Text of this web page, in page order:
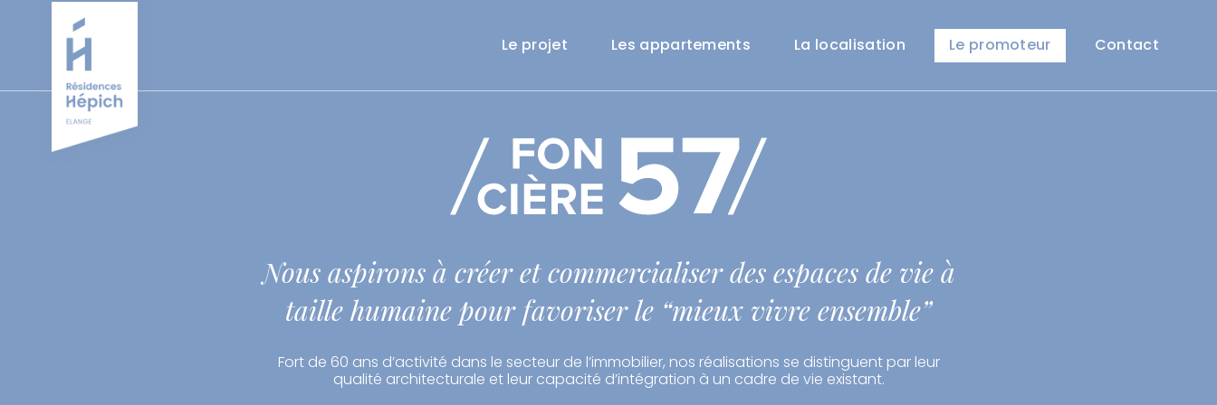
Le projet Les appartements La localisation Le promoteur Contact
Nous aspirons à créer et commercialiser des espaces de vie à
taille humaine pour favoriser le “mieux vivre ensemble”
Fort de 60 ans d’activité dans le secteur de l’immobilier, nos réalisations se distinguent par leur
qualité architecturale et leur capacité d’intégration à un cadre de vie existant.